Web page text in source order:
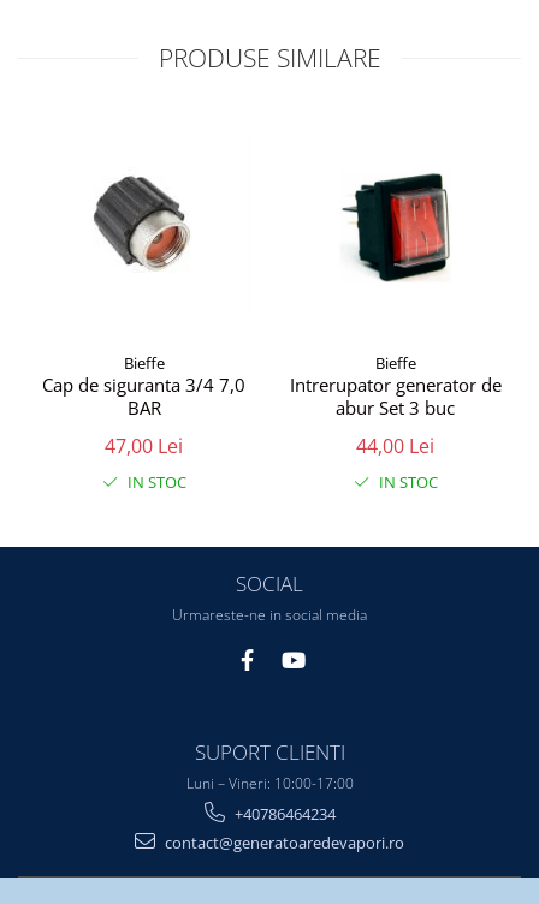
PRODUSE SIMILARE
Bieffe
Cap de siguranta 3/4 7,0
BAR
47,00 Lei
IN STOC
Bieffe
Intrerupator generator de
abur Set 3 buc
44,00 Lei
IN STOC
SOCIAL
Urmareste-ne in social media
SUPORT CLIENTI
Luni – Vineri: 10:00-17:00
+40786464234
contact@generatoaredevapori.ro